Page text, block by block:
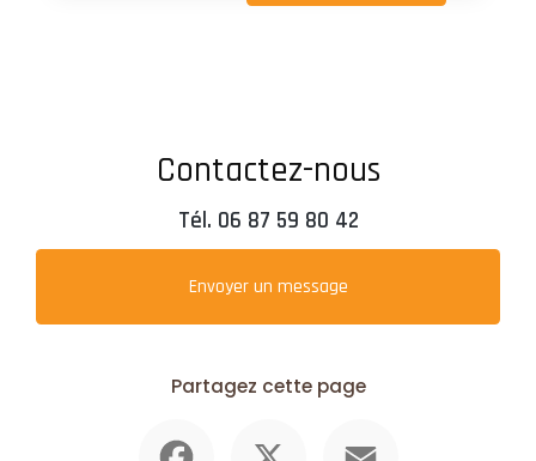
Contactez-nous
Tél. 06 87 59 80 42
Envoyer un message
Partagez cette page